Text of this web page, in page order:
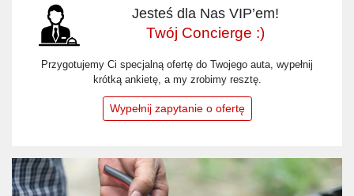
Jesteś dla Nas VIP’em!
Twój Concierge :)
Przygotujemy Ci specjalną ofertę do Twojego auta, wypełnij
krótką ankietę, a my zrobimy resztę.
Wypełnij zapytanie o ofertę